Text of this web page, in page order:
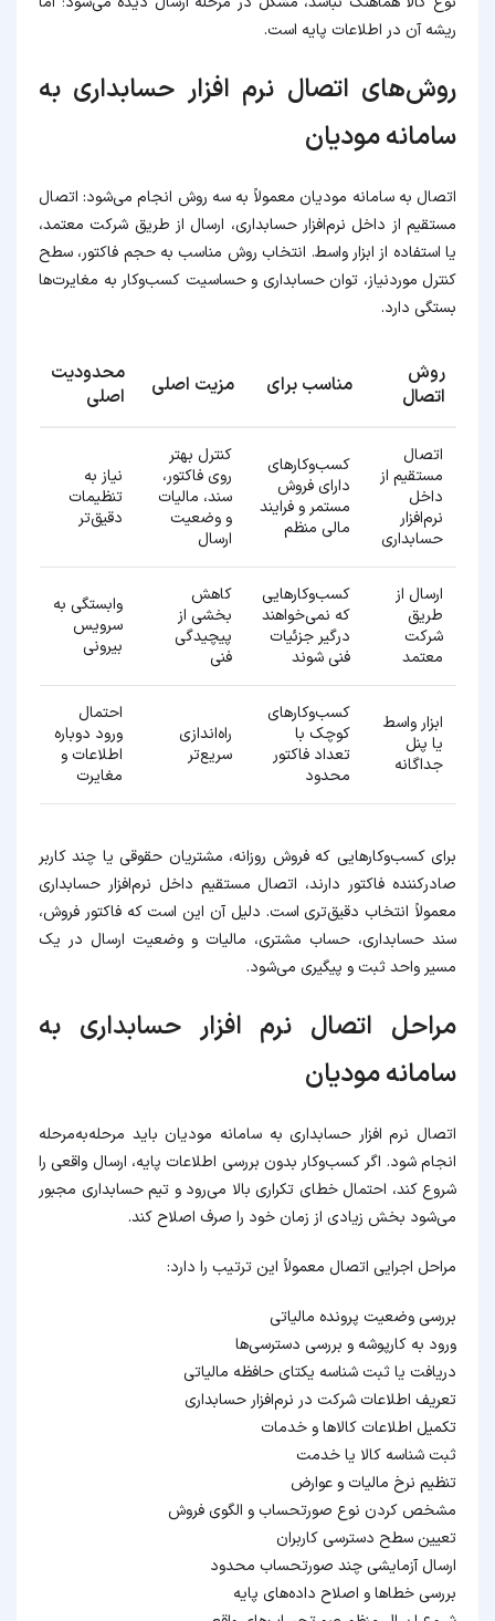
ریشه آن در اطلاعات پایه است.
روش‌های اتصال نرم افزار حسابداری به
سامانه مودیان
اتصال به سامانه مودیان معمولاً به سه روش انجام می‌شود: اتصال
مستقیم از داخل نرم‌افزار حسابداری، ارسال از طریق شرکت معتمد،
یا استفاده از ابزار واسط. انتخاب روش مناسب به حجم فاکتور، سطح
کنترل موردنیاز، توان حسابداری و حساسیت کسب‌وکار به مغایرت‌ها
بستگی دارد.
روش
اتصال
مناسب برای مزیت اصلی
محدودیت
اصلی
اتصال
مستقیم از
داخل
نرم‌افزار
حسابداری
کسب‌وکارهای
دارای فروش
مستمر و فرایند
مالی منظم
کنترل بهتر
روی فاکتور،
سند، مالیات
و وضعیت
ارسال
نیاز به
تنظیمات
دقیق‌تر
ارسال از
طریق
شرکت
معتمد
کسب‌وکارهایی
که نمی‌خواهند
درگیر جزئیات
فنی شوند
کاهش
بخشی از
پیچیدگی
فنی
وابستگی به
سرویس
بیرونی
ابزار واسط
یا پنل
جداگانه
کسب‌وکارهای
کوچک با
تعداد فاکتور
محدود
راه‌اندازی
سریع‌تر
احتمال
ورود دوباره
اطلاعات و
مغایرت
برای کسب‌وکارهایی که فروش روزانه، مشتریان حقوقی یا چند کاربر
صادرکننده فاکتور دارند، اتصال مستقیم داخل نرم‌افزار حسابداری
معمولاً انتخاب دقیق‌تری است. دلیل آن این است که فاکتور فروش،
سند حسابداری، حساب مشتری، مالیات و وضعیت ارسال در یک
مسیر واحد ثبت و پیگیری می‌شود.
مراحل اتصال نرم افزار حسابداری به
سامانه مودیان
اتصال نرم افزار حسابداری به سامانه مودیان باید مرحله‌به‌مرحله
انجام شود. اگر کسب‌وکار بدون بررسی اطلاعات پایه، ارسال واقعی را
شروع کند، احتمال خطای تکراری بالا می‌رود و تیم حسابداری مجبور
می‌شود بخش زیادی از زمان خود را صرف اصلاح کند.
مراحل اجرایی اتصال معمولاً این ترتیب را دارد:
بررسی وضعیت پرونده مالیاتی
ورود به کارپوشه و بررسی دسترسی‌ها
دریافت یا ثبت شناسه یکتای حافظه مالیاتی
تعریف اطلاعات شرکت در نرم‌افزار حسابداری
تکمیل اطلاعات کالاها و خدمات
ثبت شناسه کالا یا خدمت
تنظیم نرخ مالیات و عوارض
مشخص کردن نوع صورتحساب و الگوی فروش
تعیین سطح دسترسی کاربران
ارسال آزمایشی چند صورتحساب محدود
بررسی خطاها و اصلاح داده‌های پایه